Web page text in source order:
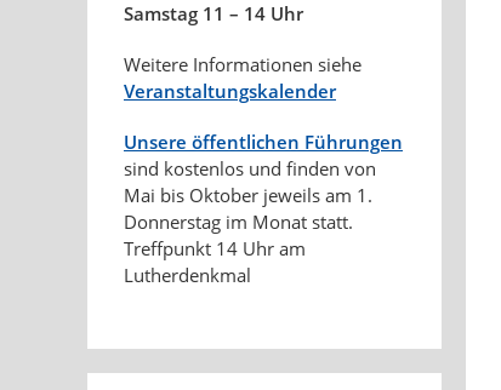
Samstag 11 – 14 Uhr
Weitere Informationen siehe
Veranstaltungskalender
Unsere öffentlichen Führungen
sind kostenlos und finden von
Mai bis Oktober jeweils am 1.
Donnerstag im Monat statt.
Treffpunkt 14 Uhr am
Lutherdenkmal